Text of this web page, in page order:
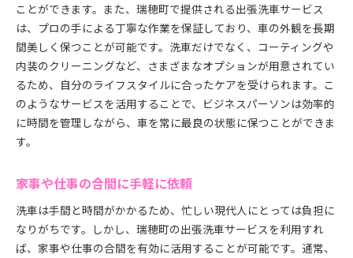
ことができます。また、瑞穂町で提供される出張洗車サービス
は、プロの手による丁寧な作業を保証しており、車の外観を長期
間美しく保つことが可能です。洗車だけでなく、コーティングや
内装のクリーニングなど、さまざまなオプションが用意されてい
るため、自分のライフスタイルに合ったケアを受けられます。こ
のようなサービスを活用することで、ビジネスパーソンは効率的
に時間を管理しながら、車を常に最良の状態に保つことができま
す。
家事や仕事の合間に手軽に依頼
洗車は手間と時間がかかるため、忙しい現代人にとっては負担に
なりがちです。しかし、瑞穂町の出張洗車サービスを利用すれ
ば、家事や仕事の合間を有効に活用することが可能です。通常、